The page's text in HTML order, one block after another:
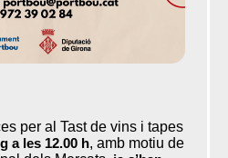
per al Tast de vins i tapes
a les 12.00 h, amb motiu de